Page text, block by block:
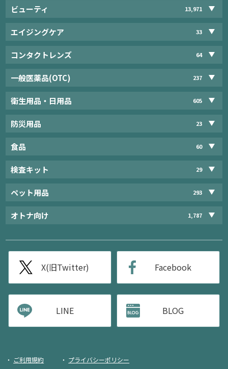
ビューティ 13,971
エイジングケア 33
コンタクトレンズ 64
一般医薬品(OTC) 237
衛生用品・日用品 605
防災用品 23
食品 60
検査キット 29
ペット用品 293
オトナ向け 1,787
X(旧Twitter) Facebook
LINE BLOG
ご利用規約
プライバシーポリシー